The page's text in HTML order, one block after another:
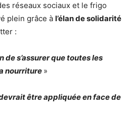
réseaux sociaux et le frigo
plein grâce à l’élan de solidarité
:
de s’assurer que toutes les
nourriture »
être appliquée en face de